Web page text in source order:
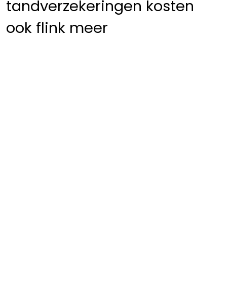
tandverzekeringen kosten
ook flink meer